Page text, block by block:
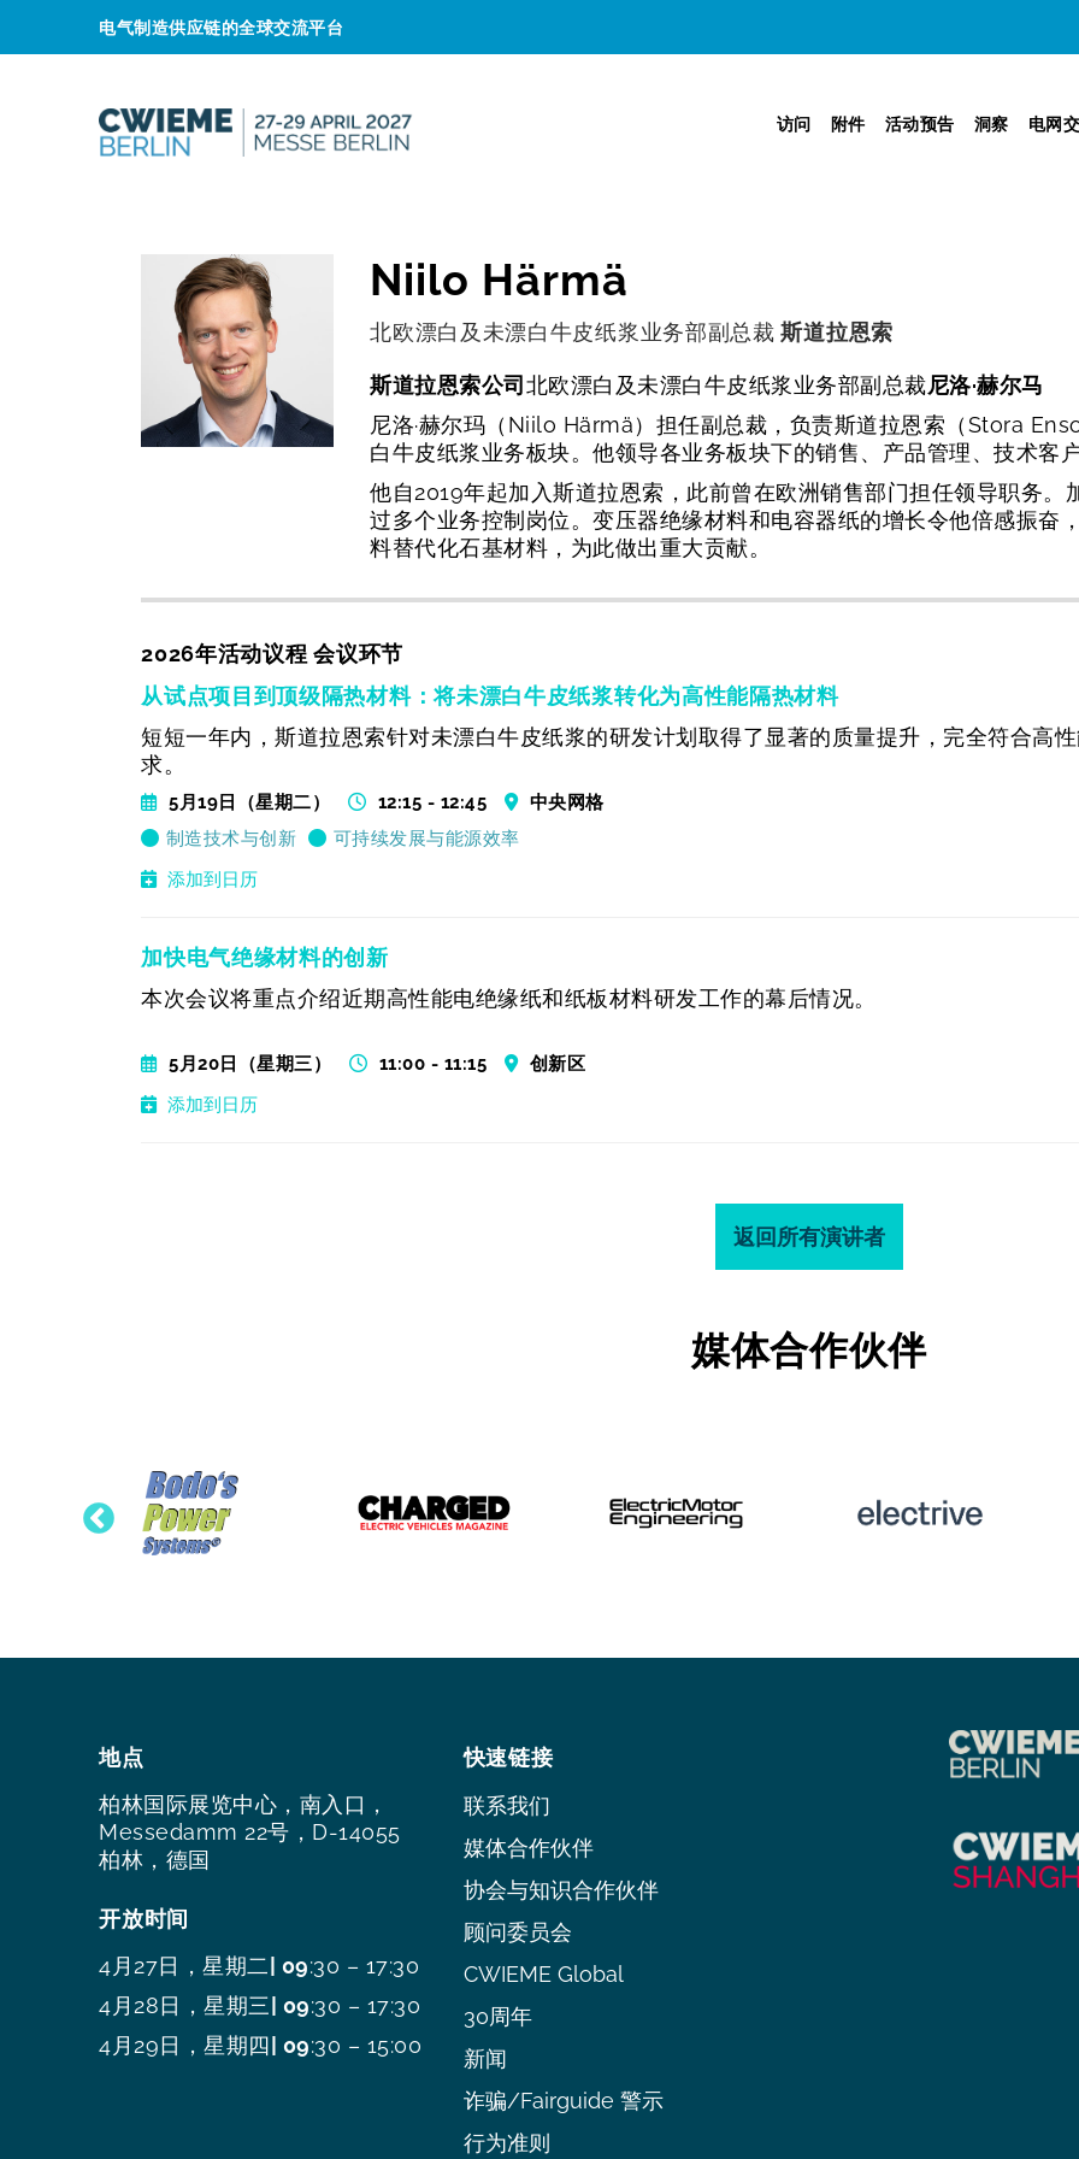
电气制造供应链的全球交流平台
访问 附件 活动预告 洞察 电网
Niilo Härmä
北欧漂白及未漂白牛皮纸浆业务部副总裁 斯道拉恩索
斯道拉恩索公司 北欧漂白及未漂白牛皮纸浆业务部副总裁尼洛·赫尔马
尼洛·赫尔玛（Niilo Härmä）担任副总裁，负责斯道拉恩索（Stora
白牛皮纸浆业务板块。他领导各业务板块下的销售、产品管理、技术客
他自2019年起加入斯道拉恩索，此前曾在欧洲销售部门担任领导职务
过多个业务控制岗位。变压器绝缘材料和电容器纸的增长令他倍感振奋
料替代化石基材料，为此做出重大贡献。
2026年活动议程 会议环节
从试点项目到顶级隔热材料：将未漂白牛皮纸浆转化为高性能隔热材料
短短一年内，斯道拉恩索针对未漂白牛皮纸浆的研发计划取得了显著的质量提升，完全符合高
求。
5月19日（星期二） 12:15 - 12:45
中央网格
制造技术与创新
可持续发展与能源效率
添加到日历
加快电气绝缘材料的创新
本次会议将重点介绍近期高性能电绝缘纸和纸板材料研发工作的幕后情况。
5月20日（星期三） 11:00 - 11:15
创新区
添加到日历
返回所有演讲者
媒体合作伙伴
地点
柏林国际展览中心，南入口，
Messedamm 22号，D-14055
柏林，德国
开放时间
4月27日，星期二 | 09:30 – 17:30
4月28日，星期三 | 09:30 – 17:30
4月29日，星期四 | 09:30 – 15:00
快速链接
联系我们
媒体合作伙伴
协会与知识合作伙伴
顾问委员会
CWIEME Global
30周年
新闻
诈骗/Fairguide 警示
行为准则